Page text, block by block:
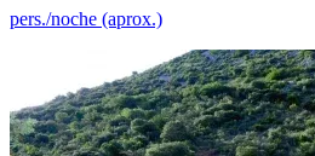
pers./noche (aprox.)